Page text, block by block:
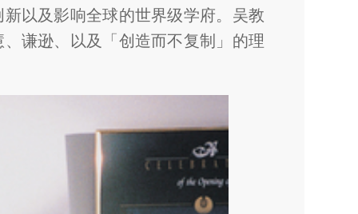
以及影响全球的世界级学府。吴教
谦逊、以及「创造而不复制」的理